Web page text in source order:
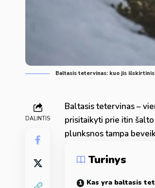
Baltasis tetervinas: kuo jis
DALINTIS
Baltasis tetervinas –
prisitaikyti prie itin
plunksnos tampa
Turinys
Kas yra baltasis